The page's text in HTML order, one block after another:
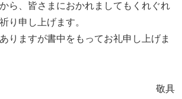
ら、皆さまにおかれましてもくれぐれ
り申し上げます。
りますが書中をもってお礼申し上げま
敬具